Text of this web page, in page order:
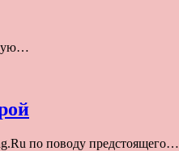
по поводу предстоящего…